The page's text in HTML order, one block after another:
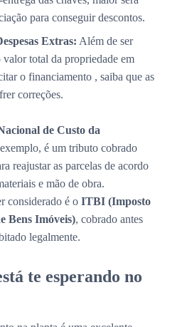
para conseguir descontos.
Extras: Além de ser
total da propriedade em
o financiamento , saiba que as
correções.
de Custo da
é um tributo cobrado
reajustar as parcelas de acordo
e mão de obra.
considerado é o ITBI (Imposto
Bens Imóveis), cobrado antes
legalmente.
te esperando no